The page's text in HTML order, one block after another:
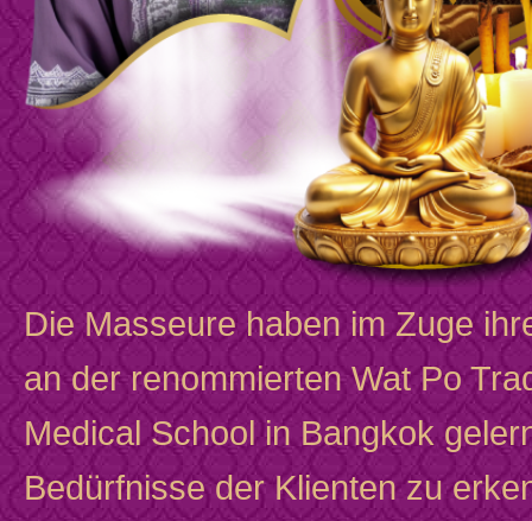
Die Masseure haben im Zuge
an der renommierten Wat Po
Medical School in Bangkok
Bedürfnisse der Klienten zu